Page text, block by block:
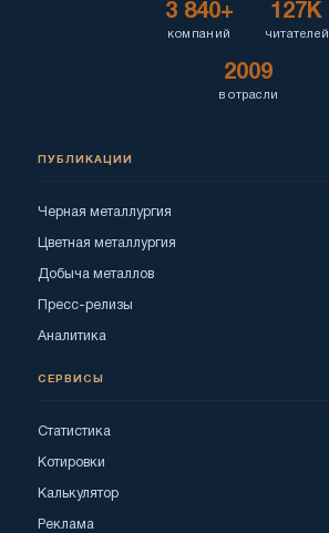
3 840+
компаний
127K
читателей
2009
в отрасли
ПУБЛИКАЦИИ
Черная металлургия
Цветная металлургия
Добыча металлов
Пресс-релизы
Аналитика
СЕРВИСЫ
Статистика
Котировки
Калькулятор
Реклама